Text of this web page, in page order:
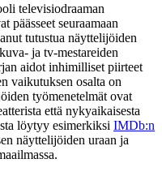
televisiodraaman
päässeet seuraamaan
tutustua näyttelijöiden
ja tv-mestareiden
aidot inhimilliset piirteet
vaikutuksen osalta on
työmenetelmät ovat
että nykyaikaisesta
löytyy esimerkiksi IMDb:n
näyttelijöiden uraan ja